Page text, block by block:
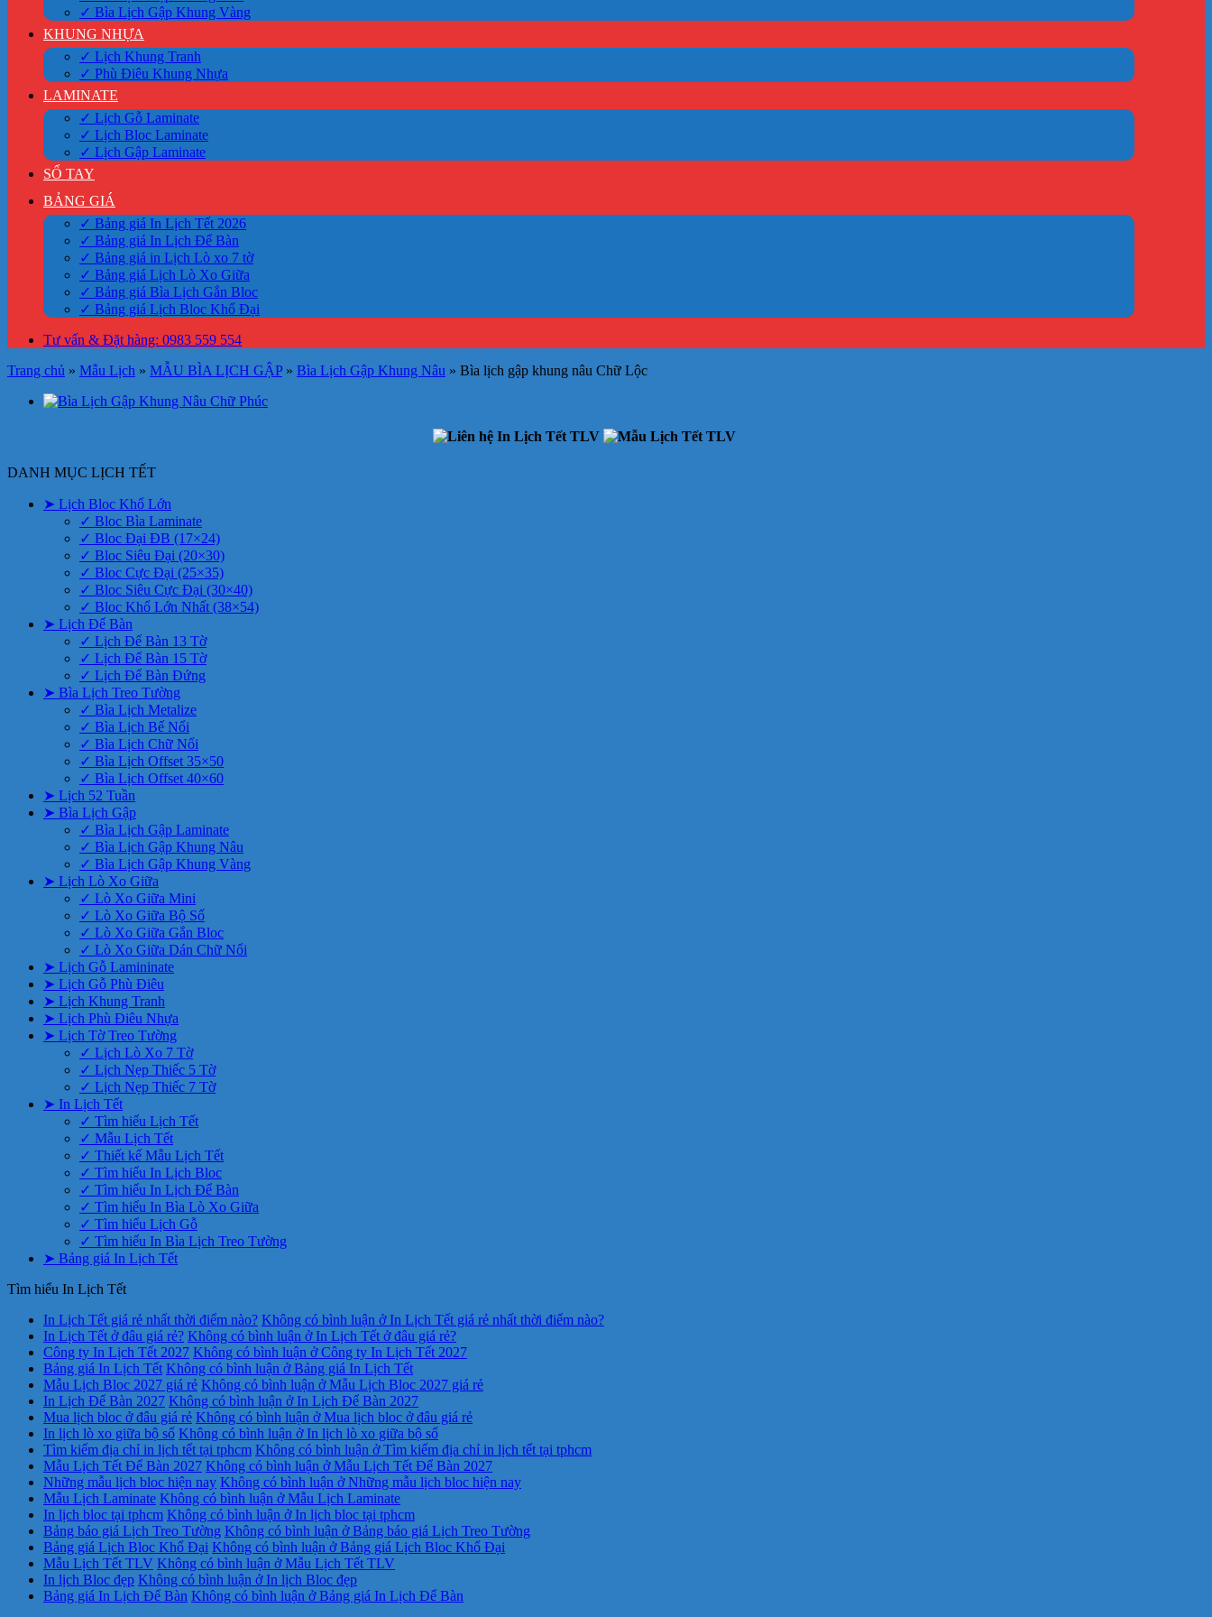
✓ Bìa Lịch Gập Khung Vàng
KHUNG NHỰA
✓ Lịch Khung Tranh
✓ Phù Điêu Khung Nhựa
LAMINATE
✓ Lịch Gỗ Laminate
✓ Lịch Bloc Laminate
✓ Lịch Gập Laminate
SỔ TAY
BẢNG GIÁ
✓ Bảng giá In Lịch Tết 2026
✓ Bảng giá In Lịch Để Bàn
✓ Bảng giá in Lịch Lò xo 7 tờ
✓ Bảng giá Lịch Lò Xo Giữa
✓ Bảng giá Bìa Lịch Gắn Bloc
✓ Bảng giá Lịch Bloc Khổ Đại
Tư vấn & Đặt hàng: 0983 559 554
Trang chủ » Mẫu Lịch » MẪU BÌA LỊCH GẬP » Bìa Lịch Gập Khung Nâu » Bìa lịch gập khung nâu Chữ Lộc
DANH MỤC LỊCH TẾT
➤ Lịch Bloc Khổ Lớn
✓ Bloc Bìa Laminate
✓ Bloc Đại ĐB (17×24)
✓ Bloc Siêu Đại (20×30)
✓ Bloc Cực Đại (25×35)
✓ Bloc Siêu Cực Đại (30×40)
✓ Bloc Khổ Lớn Nhất (38×54)
➤ Lịch Để Bàn
✓ Lịch Để Bàn 13 Tờ
✓ Lịch Để Bàn 15 Tờ
✓ Lịch Để Bàn Đứng
➤ Bìa Lịch Treo Tường
✓ Bìa Lịch Metalize
✓ Bìa Lịch Bế Nổi
✓ Bìa Lịch Chữ Nổi
✓ Bìa Lịch Offset 35×50
✓ Bìa Lịch Offset 40×60
➤ Lịch 52 Tuần
➤ Bìa Lịch Gập
✓ Bìa Lịch Gập Laminate
✓ Bìa Lịch Gập Khung Nâu
✓ Bìa Lịch Gập Khung Vàng
➤ Lịch Lò Xo Giữa
✓ Lò Xo Giữa Mini
✓ Lò Xo Giữa Bộ Số
✓ Lò Xo Giữa Gắn Bloc
✓ Lò Xo Giữa Dán Chữ Nổi
➤ Lịch Gỗ Lamininate
➤ Lịch Gỗ Phù Điêu
➤ Lịch Khung Tranh
➤ Lịch Phù Điêu Nhựa
➤ Lịch Tờ Treo Tường
✓ Lịch Lò Xo 7 Tờ
✓ Lịch Nẹp Thiếc 5 Tờ
✓ Lịch Nẹp Thiếc 7 Tờ
➤ In Lịch Tết
✓ Tìm hiểu Lịch Tết
✓ Mẫu Lịch Tết
✓ Thiết kế Mẫu Lịch Tết
✓ Tìm hiểu In Lịch Bloc
✓ Tìm hiểu In Lịch Để Bàn
✓ Tìm hiểu In Bìa Lò Xo Giữa
✓ Tìm hiểu Lịch Gỗ
✓ Tìm hiểu In Bìa Lịch Treo Tường
➤ Bảng giá In Lịch Tết
Tìm hiểu In Lịch Tết
In Lịch Tết giá rẻ nhất thời điểm nào? Không có bình luận ở In Lịch Tết giá rẻ nhất thời điểm nào?
In Lịch Tết ở đâu giá rẻ? Không có bình luận ở In Lịch Tết ở đâu giá rẻ?
Công ty In Lịch Tết 2027 Không có bình luận ở Công ty In Lịch Tết 2027
Bảng giá In Lịch Tết Không có bình luận ở Bảng giá In Lịch Tết
Mẫu Lịch Bloc 2027 giá rẻ Không có bình luận ở Mẫu Lịch Bloc 2027 giá rẻ
In Lịch Để Bàn 2027 Không có bình luận ở In Lịch Để Bàn 2027
Mua lịch bloc ở đâu giá rẻ Không có bình luận ở Mua lịch bloc ở đâu giá rẻ
In lịch lò xo giữa bộ số Không có bình luận ở In lịch lò xo giữa bộ số
Tìm kiếm địa chỉ in lịch tết tại tphcm Không có bình luận ở Tìm kiếm địa chỉ in lịch tết tại tphcm
Mẫu Lịch Tết Để Bàn 2027 Không có bình luận ở Mẫu Lịch Tết Để Bàn 2027
Những mẫu lịch bloc hiện nay Không có bình luận ở Những mẫu lịch bloc hiện nay
Mẫu Lịch Laminate Không có bình luận ở Mẫu Lịch Laminate
In lịch bloc tại tphcm Không có bình luận ở In lịch bloc tại tphcm
Bảng báo giá Lịch Treo Tường Không có bình luận ở Bảng báo giá Lịch Treo Tường
Bảng giá Lịch Bloc Khổ Đại Không có bình luận ở Bảng giá Lịch Bloc Khổ Đại
Mẫu Lịch Tết TLV Không có bình luận ở Mẫu Lịch Tết TLV
In lịch Bloc đẹp Không có bình luận ở In lịch Bloc đẹp
Bảng giá In Lịch Để Bàn Không có bình luận ở Bảng giá In Lịch Để Bàn